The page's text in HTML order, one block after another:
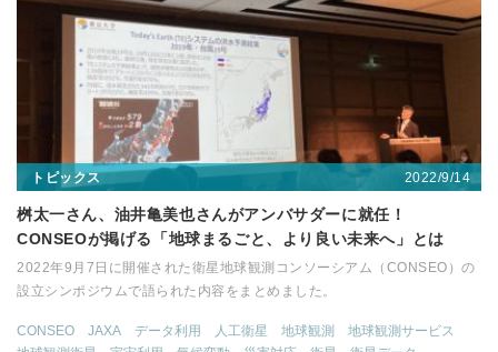
トピックス 2022/9/14
桝太一さん、油井亀美也さんがアンバサダーに就任！
CONSEOが掲げる「地球まるごと、より良い未来へ」とは
2022年9月7日に開催された衛星地球観測コンソーシアム（CONSEO）の
設立シンポジウムで語られた内容をまとめました。
CONSEO JAXA データ利用 人工衛星 地球観測
地球観測サービス